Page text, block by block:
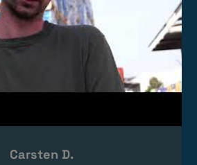
Carsten D.